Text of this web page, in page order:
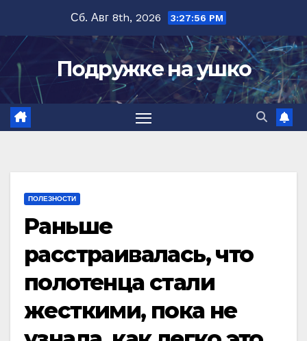
содержимому
Сб. Авг 8th, 2026 3:27:57 PM
Подружке на ушко
ПОЛЕЗНОСТИ
Раньше
расстраивалась, что
полотенца стали
жесткими, пока не